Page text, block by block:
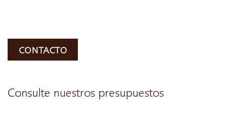
CONTACTO
Consulte nuestros presupuestos